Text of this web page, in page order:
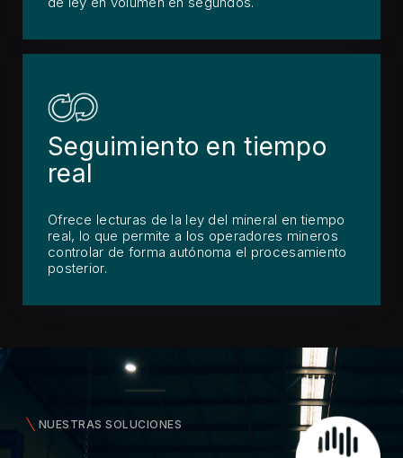
Seguimiento en tiempo
real
Ofrece lecturas de la ley del mineral en tiempo
real, lo que permite a los operadores mineros
controlar de forma autónoma el procesamiento
posterior.
NUESTRAS SOLUCIONES